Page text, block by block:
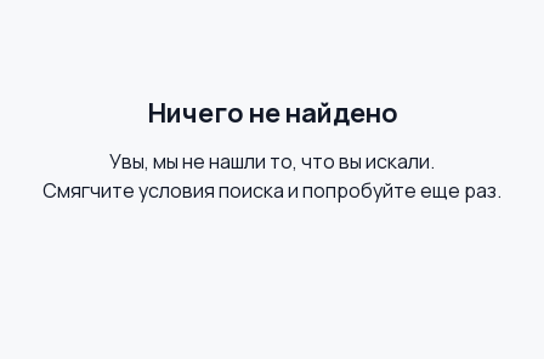
Радио- и видеоняни Товары для мам
Ничего не найдено
Увы, мы не нашли то, что вы искали.
Смягчите условия поиска и попробуйте еще раз.